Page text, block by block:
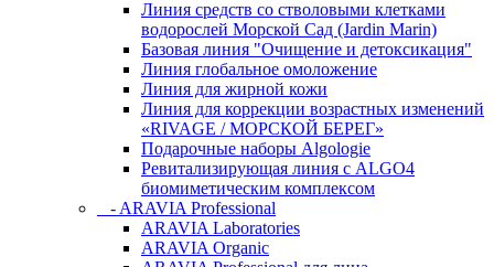
Линия средств со стволовыми клетками
водорослей Морской Сад (Jardin Marin)
Базовая линия "Очищение и детоксикация"
Линия глобальное омоложение
Линия для жирной кожи
Линия для коррекции возрастных изменений
«RIVAGE / МОРСКОЙ БЕРЕГ»
Подарочные наборы Algologie
Ревитализирующая линия с ALGO4
биомиметическим комплексом
- ARAVIA Professional
ARAVIA Laboratories
ARAVIA Organic